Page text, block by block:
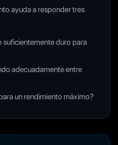
ayuda a responder tres
suficientemente duro para
adecuadamente entre
un rendimiento máximo?